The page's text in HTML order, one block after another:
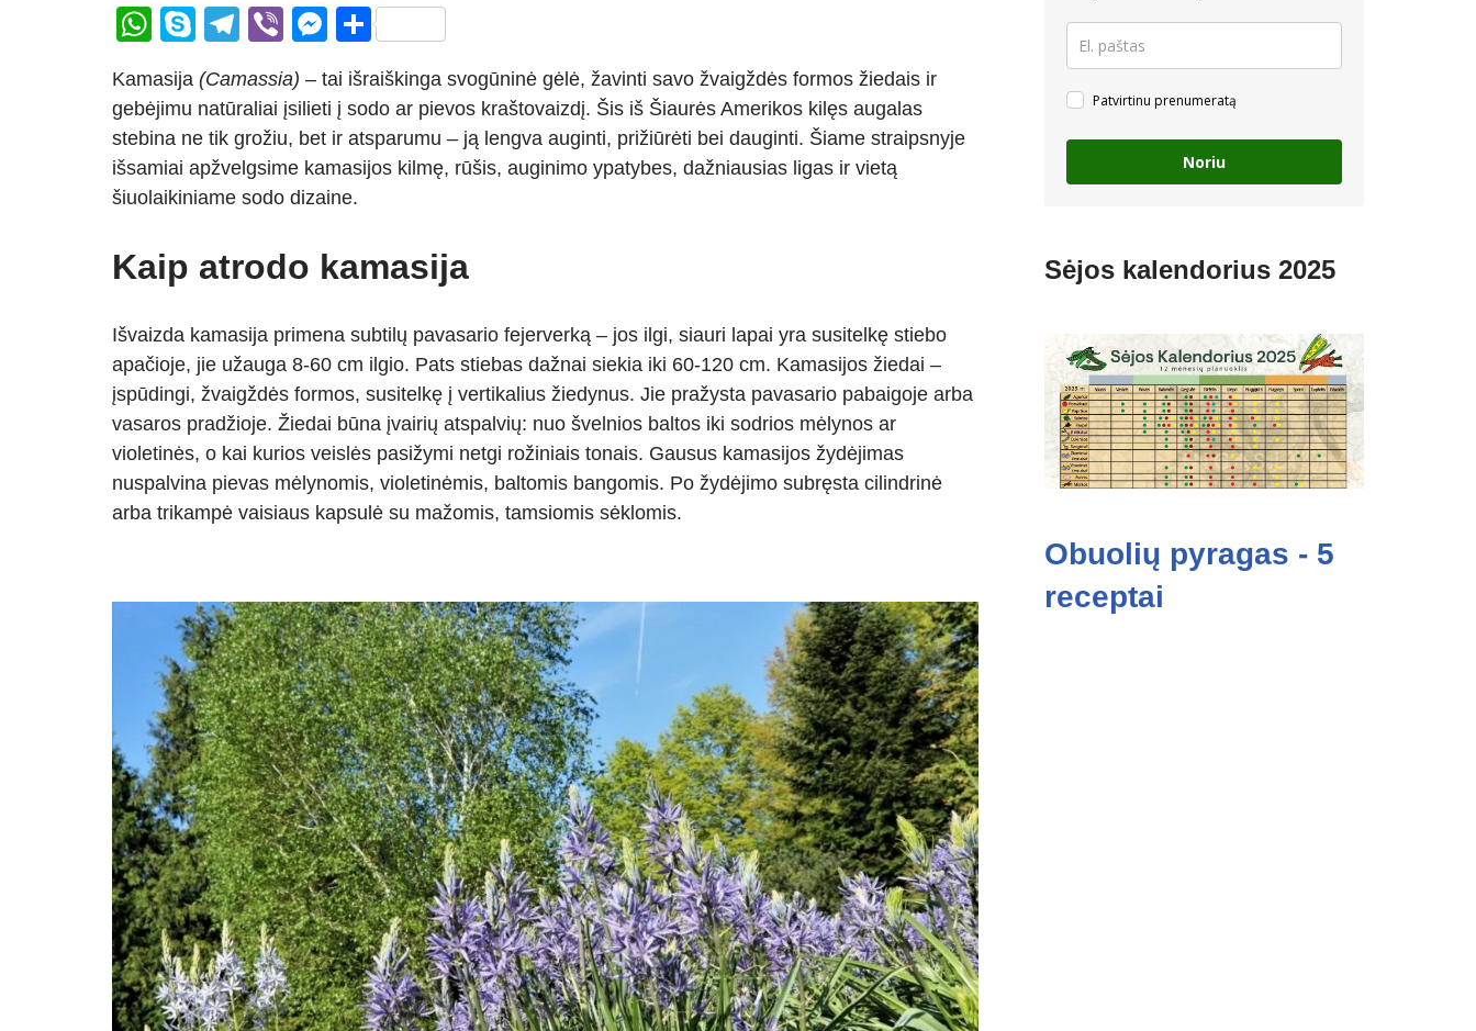
W
at
s
A
p
S
p
e
T
e
gr
a
m
Vi
er
M
ss
e
n
g
S
ar
e
Kamasija (Camassia) – tai išraiškinga svogūninė gėlė, žavinti savo žvaigždės formos žiedais ir
gebėjimu natūraliai įsilieti į sodo ar pievos kraštovaizdį. Šis iš Šiaurės Amerikos kilęs augalas
stebina ne tik grožiu, bet ir atsparumu – ją lengva auginti, prižiūrėti bei dauginti. Šiame straipsnyje
išsamiai apžvelgsime kamasijos kilmę, rūšis, auginimo ypatybes, dažniausias ligas ir vietą
šiuolaikiniame sodo dizaine.
Kaip atrodo kamasija
Išvaizda kamasija primena subtilų pavasario fejerverką – jos ilgi, siauri lapai yra susitelkę stiebo
apačioje, jie užauga 8-60 cm ilgio. Pats stiebas dažnai siekia iki 60-120 cm. Kamasijos žiedai –
įspūdingi, žvaigždės formos, susitelkę į vertikalius žiedynus. Jie pražysta pavasario pabaigoje arba
vasaros pradžioje. Žiedai būna įvairių atspalvių: nuo švelnios baltos iki sodrios mėlynos ar
violetinės, o kai kurios veislės pasižymi netgi rožiniais tonais. Gausus kamasijos žydėjimas
nuspalvina pievas mėlynomis, violetinėmis, baltomis bangomis. Po žydėjimo subręsta cilindrinė
arba trikampė vaisiaus kapsulė su mažomis, tamsiomis sėklomis.
Patvirtinu prenumeratą
Noriu
Sėjos kalendorius 2025
Obuolių pyragas - 5
receptai